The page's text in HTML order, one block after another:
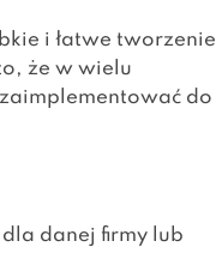
i łatwe tworzenie
że w wielu
do
danej firmy lub